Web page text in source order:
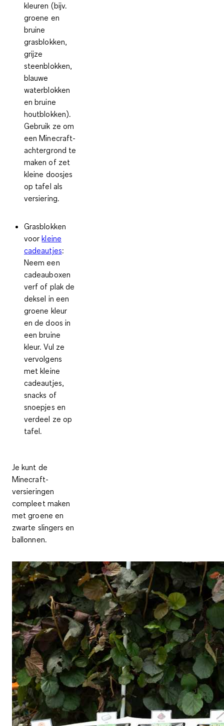
kleuren (bijv.
groene en
bruine
grasblokken,
grijze
steenblokken,
blauwe
waterblokken
en bruine
houtblokken).
Gebruik ze om
een Minecraft-
achtergrond te
maken of zet
kleine doosjes
op tafel als
versiering.
Grasblokken
voorkleine
cadeautjes:
Neem een
cadeauboxen
verf of plak de
deksel in een
groene kleur
en de doos in
een bruine
kleur. Vul ze
vervolgens
met kleine
cadeautjes,
snacks of
snoepjes en
verdeel ze op
tafel.
Je kunt de
Minecraft-
versieringen
compleet maken
met groene en
zwarte slingers en
ballonnen.